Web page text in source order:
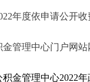
度依申请公开收
理中心门户网站
金管理中心2022